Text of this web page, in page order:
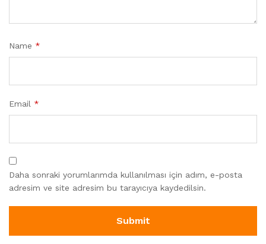
Name *
Email *
Daha sonraki yorumlarımda kullanılması için adım, e-posta
adresim ve site adresim bu tarayıcıya kaydedilsin.